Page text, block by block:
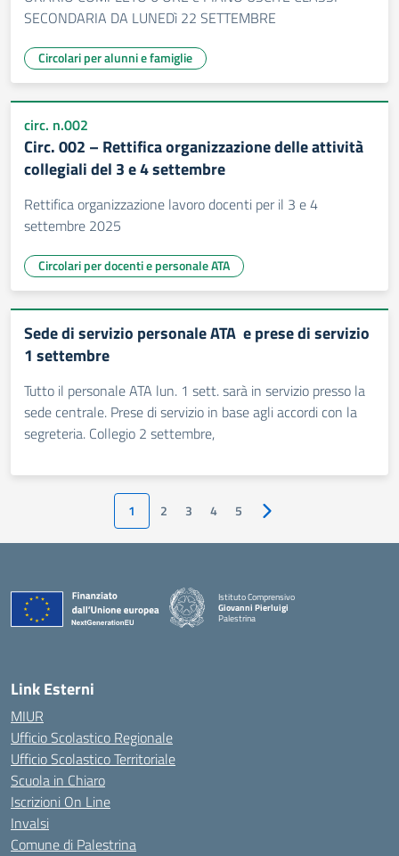
SECONDARIA DA LUNEDì 22 SETTEMBRE
Circolari per alunni e famiglie
circ. n.002
Circ. 002 – Rettifica organizzazione delle attività
collegiali del 3 e 4 settembre
Rettifica organizzazione lavoro docenti per il 3 e 4
settembre 2025
Circolari per docenti e personale ATA
Sede di servizio personale ATA e prese di servizio
1 settembre
Tutto il personale ATA lun. 1 sett. sarà in servizio presso la
sede centrale. Prese di servizio in base agli accordi con la
segreteria. Collegio 2 settembre,
1 2 3 4 5 Pagina successiva
Istituto Comprensivo
Giovanni Pierluigi
Palestrina
Link Esterni
MIUR
Ufficio Scolastico Regionale
Ufficio Scolastico Territoriale
Scuola in Chiaro
Iscrizioni On Line
Invalsi
Comune di Palestrina